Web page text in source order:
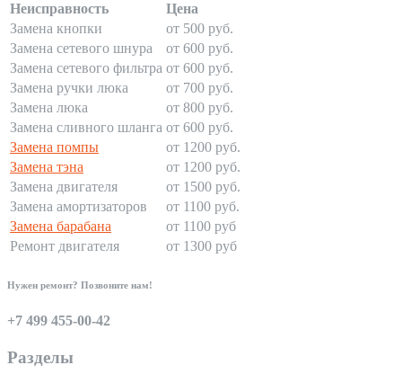
Неисправность
Цена
Замена кнопки
от 500 руб.
Замена сетевого шнура
от 600 руб.
Замена сетевого фильтра от 600 руб.
Замена ручки люка
от 700 руб.
Замена люка
от 800 руб.
Замена сливного шланга от 600 руб.
Замена помпы
от 1200 руб.
Замена тэна
от 1200 руб.
Замена двигателя
от 1500 руб.
Замена амортизаторов
от 1100 руб.
Замена барабана
от 1100 руб
Ремонт двигателя
от 1300 руб
Нужен ремонт? Позвоните нам!
+7 499 455-00-42
Разделы